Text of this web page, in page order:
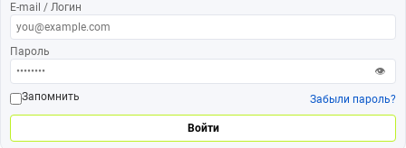
E-mail / Логин
Пароль
👁
Запомнить
Забыли пароль?
Войти